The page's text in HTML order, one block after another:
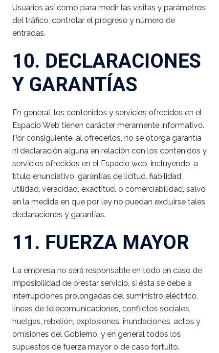
Usuarios así como para medir las visitas y parámetros
del tráfico, controlar el progreso y número de
entradas.
10. DECLARACIONES
Y GARANTÍAS
En general, los contenidos y servicios ofrecidos en el
Espacio Web tienen carácter meramente informativo.
Por consiguiente, al ofrecerlos, no se otorga garantía
ni declaración alguna en relación con los contenidos y
servicios ofrecidos en el Espacio web, incluyendo, a
título enunciativo, garantías de licitud, fiabilidad,
utilidad, veracidad, exactitud, o comerciabilidad, salvo
en la medida en que por ley no puedan excluirse tales
declaraciones y garantías.
11. FUERZA MAYOR
La empresa no será responsable en todo en caso de
imposibilidad de prestar servicio, si ésta se debe a
interrupciones prolongadas del suministro eléctrico,
líneas de telecomunicaciones, conflictos sociales,
huelgas, rebelión, explosiones, inundaciones, actos y
omisiones del Gobierno, y en general todos los
supuestos de fuerza mayor o de caso fortuito.